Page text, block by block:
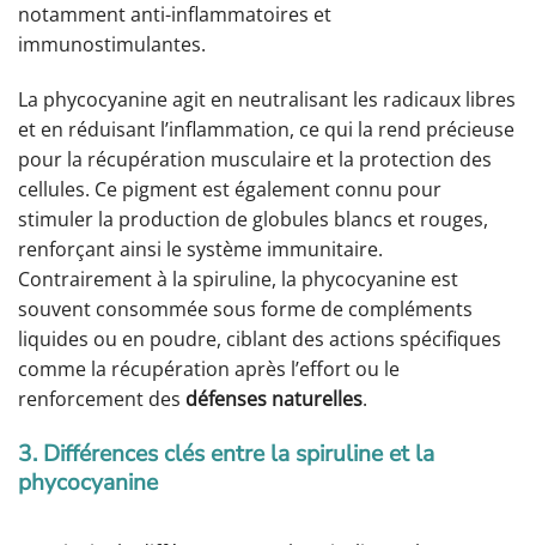
notamment anti-inflammatoires et
immunostimulantes.
La phycocyanine agit en neutralisant les radicaux libres
et en réduisant l’inflammation, ce qui la rend précieuse
pour la récupération musculaire et la protection des
cellules. Ce pigment est également connu pour
stimuler la production de globules blancs et rouges,
renforçant ainsi le système immunitaire.
Contrairement à la spiruline, la phycocyanine est
souvent consommée sous forme de compléments
liquides ou en poudre, ciblant des actions spécifiques
comme la récupération après l’effort ou le
renforcement des défenses naturelles.
3. Différences clés entre la spiruline et la
phycocyanine